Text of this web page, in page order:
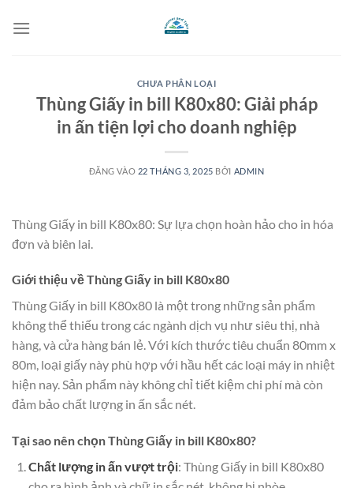
qua
CHƯA PHÂN LOẠI
Thùng Giấy in bill K80x80: Giải pháp
in ấn tiện lợi cho doanh nghiệp
ĐĂNG VÀO 22 THÁNG 3, 2025 BỞI ADMIN
Thùng Giấy in bill K80x80: Sự lựa chọn hoàn hảo cho in hóa
đơn và biên lai.
Giới thiệu về Thùng Giấy in bill K80x80
Thùng Giấy in bill K80x80 là một trong những sản phẩm
không thể thiếu trong các ngành dịch vụ như siêu thị, nhà
hàng, và cửa hàng bán lẻ. Với kích thước tiêu chuẩn 80mm x
80m, loại giấy này phù hợp với hầu hết các loại máy in nhiệt
hiện nay. Sản phẩm này không chỉ tiết kiệm chi phí mà còn
đảm bảo chất lượng in ấn sắc nét.
Tại sao nên chọn Thùng Giấy in bill K80x80?
Chất lượng in ấn vượt trội: Thùng Giấy in bill K80x80